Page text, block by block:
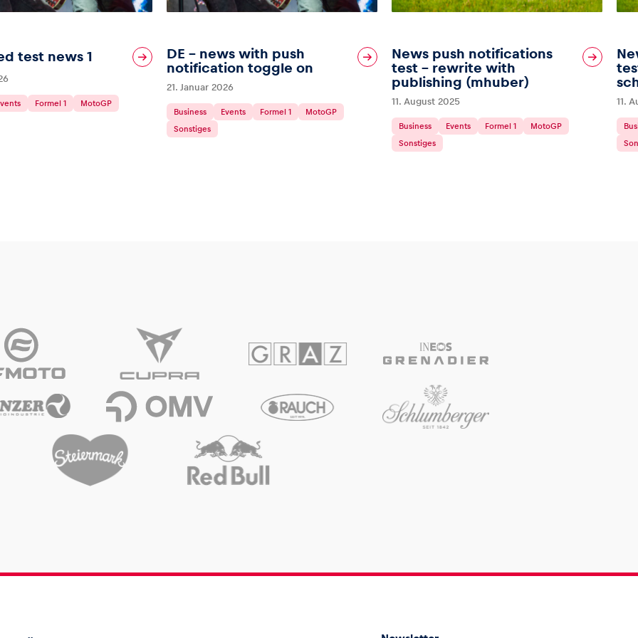
test news 1
Formel 1 MotoGP
DE – news with push
notification toggle on
21. Januar 2026
Business Events Formel 1
MotoGP
Sonstiges
News push notifications
test – rewrite with
publishing (mhuber)
11. August 2025
Business Events Formel 1
MotoGP
Sonstiges
11.